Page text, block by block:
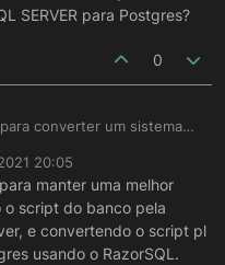
SERVER para Postgres?
0
20:05
manter uma melhor
script do banco pela
e convertendo o script pl
usando o RazorSQL.